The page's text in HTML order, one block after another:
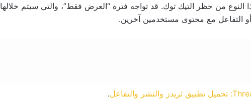
النوع من حظر التيك توك. قد تواجه فترة “العرض فقط”، والتي سيتم خلالها
مع محتوى مستخدمين آخرين.
.